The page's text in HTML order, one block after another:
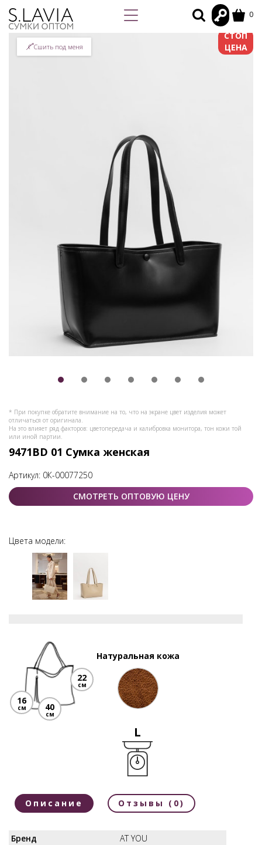
0
СТОП
ЦЕНА
* При покупке обратите внимание на то, что на экране цвет изделия может
отличаться от оригинала.
На это влияет ряд факторов: цветопередача и калибровка монитора, тон кожи той
или иной партии.
Сшить под меня
9471BD 01 Сумка женская
Артикул: 0К-00077250
СМОТРЕТЬ ОПТОВУЮ ЦЕНУ
Цвета модели:
16
см
22
см
40
см
Натуральная кожа
L
Описание Отзывы (0)
Бренд
AT YOU